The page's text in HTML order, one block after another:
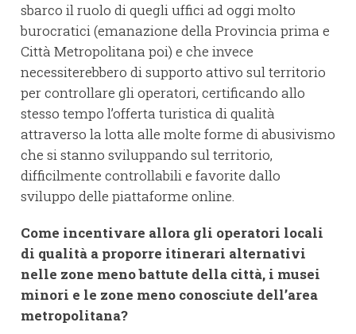
sbarco il ruolo di quegli uffici ad oggi molto
burocratici (emanazione della Provincia prima e
Città Metropolitana poi) e che invece
necessiterebbero di supporto attivo sul territorio
per controllare gli operatori, certificando allo
stesso tempo l’offerta turistica di qualità
attraverso la lotta alle molte forme di abusivismo
che si stanno sviluppando sul territorio,
difficilmente controllabili e favorite dallo
sviluppo delle piattaforme online.
Come incentivare allora gli operatori locali
di qualità a proporre itinerari alternativi
nelle zone meno battute della città, i musei
minori e le zone meno conosciute dell’area
metropolitana?